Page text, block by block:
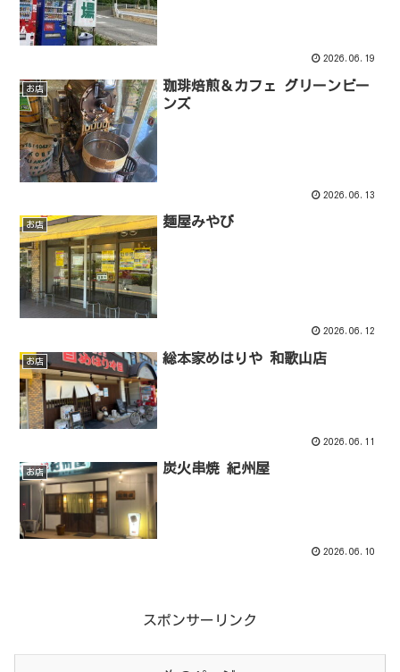
2026.06.19
お店
珈琲焙煎＆カフェ グリーンビー
ンズ
2026.06.13
お店 麺屋みやび
2026.06.12
お店 総本家めはりや 和歌山店
2026.06.11
お店 炭火串焼 紀州屋
2026.06.10
スポンサーリンク